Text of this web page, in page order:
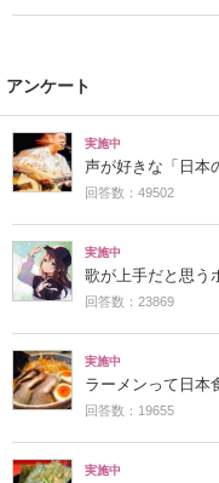
で食べられ
アンケート
実施中
声が好きな「日本
回答数：49502
実施中
歌が上手だと思う
回答数：23869
実施中
ラーメンって日本
回答数：19655
実施中